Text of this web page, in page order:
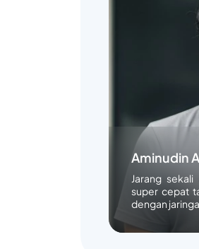
Aminudin
Jarang
super cepat
dengan